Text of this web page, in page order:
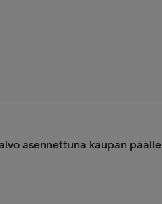
asennettuna kaupan päälle